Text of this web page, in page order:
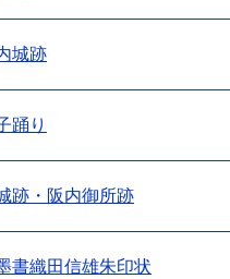
城跡
踊り
跡・阪内御所跡
書織田信雄朱印状